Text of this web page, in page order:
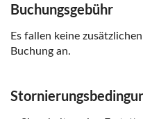
Buchungsgebühr
Es fallen keine
Buchung an.